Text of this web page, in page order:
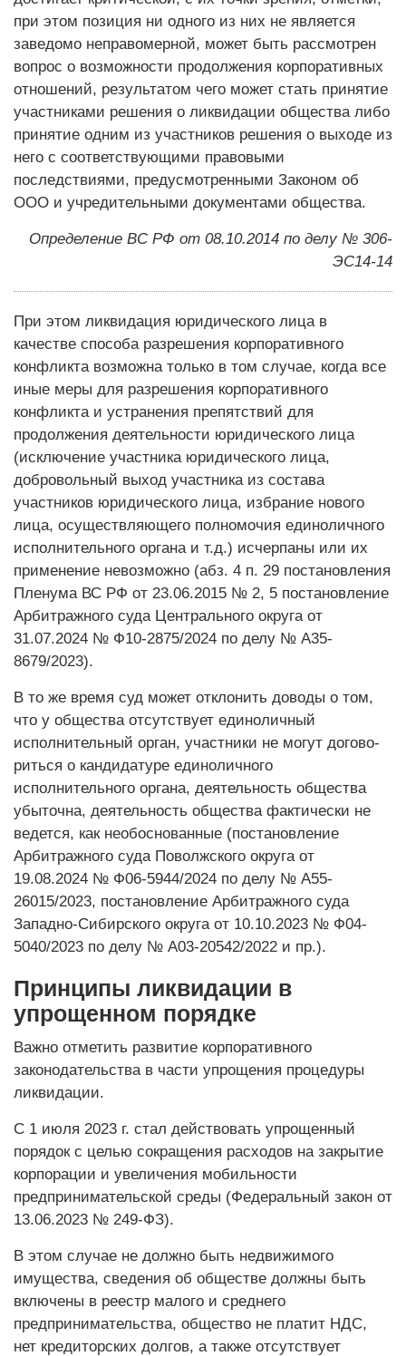
при этом позиция ни одного из них не является
заведомо неправомерной, может быть рассмотрен
вопрос о возможности продолжения корпоративных
отношений, результатом чего может стать принятие
участниками решения о ликвидации общества либо
принятие одним из участников решения о выходе из
него с соответствую­щими правовыми
последствиями, предусмотренными Законом об
ООО и учредительными документами общества.
Определение ВС РФ от 08.10.2014 по делу № 306-
ЭС14-14
При этом ликвидация юридического лица в
качестве способа разрешения корпоративного
конфликта возможна только в том случае, когда все
иные меры для разрешения корпоративного
конфликта и устранения препятствий для
продолжения деятельности юридического лица
(исключение участника юридического лица,
добровольный выход участника из состава
участников юридического лица, избрание нового
лица, осуществляющего полномочия единоличного
исполнительного органа и т.д.) исчерпаны или их
применение невозможно (абз. 4 п. 29 постановления
Пленума ВС РФ от 23.06.2015 № 2, 5 постановление
Арбитражного суда Центрального округа от
31.07.2024 № Ф10-2875/2024 по делу № А35-
8679/2023).
В то же время суд может отклонить доводы о том,
что у общества отсутствует единоличный
исполнительный орган, участники не могут до­гово­
риться о кандидатуре единоличного
исполнительного органа, деятельность общества
убыточна, деятельность общества фактически не
ведется, как необоснованные (постановление
Арбитражного суда Поволжского округа от
19.08.2024 № Ф06-5944/2024 по делу № А55-
26015/2023, постановление Арбитражного суда
Западно-Сибирского округа от 10.10.2023 № Ф04-
5040/2023 по делу № А03-20542/2022 и пр.).
Принципы ликвидации в
упрощенном порядке
Важно отметить развитие корпоративного
законодательства в части упрощения процедуры
ликвидации.
С 1 июля 2023 г. стал действовать упрощенный
порядок с целью сокращения расходов на закрытие
корпорации и увеличения мобильности
предпринимательской среды (Федеральный закон от
13.06.2023 № 249-ФЗ).
В этом случае не должно быть недвижимого
имущества, сведения об обществе должны быть
включены в реестр малого и среднего
предпринимательства, общество не платит НДС,
нет кредиторских долгов, а также отсутствует